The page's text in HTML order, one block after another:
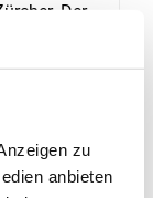
zu
anbieten
Der
ich